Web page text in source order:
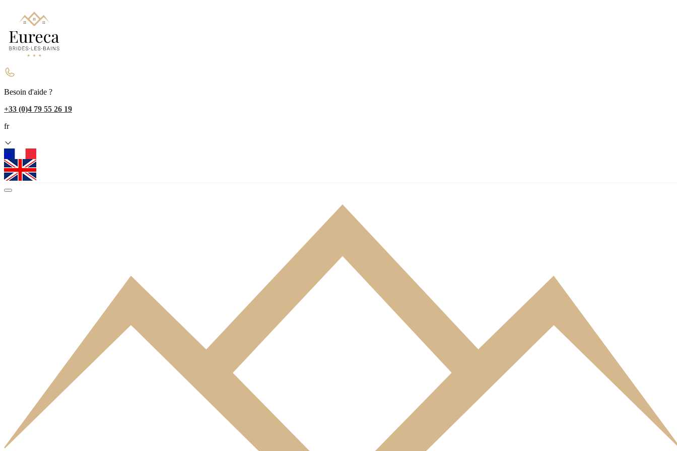
Besoin d'aide ?
+33 (0)4 79 55 26 19
fr
en
1. Présentation du site
En vertu de l’article 6 de la loi n° 2004-575 du 21 juin 2004 pour la confiance dans l’économie numérique, il est précisé aux utilisateurs du site www.eureca-brides.com l’identité des différents intervenants dans
le cadre de sa réalisation et de son suivi.
Propriétaire : BRIDES EURECA LODGE – SARL Société à responsabilité limitée (SIRET 85048722400014) – Siège social : 21 C Rue Andromède, 74650 Chavanod
Le présent site web, accessible à l’adresse www.eureca-brides.com est édité par BRIDES EURECA LODGE, SARL Société à responsabilité limitée, dont le siège social est situé 21 C Rue Andromède, 74650
Chavanod.
Le directeur de la publication du Site Web est Monsieur Patrick REMME, en qualité de Gérant de la SARL unipersonnelle ACROPOLIS INVESTMENTS, mandataire de la SARL BRIDES EURECA
LODGE.